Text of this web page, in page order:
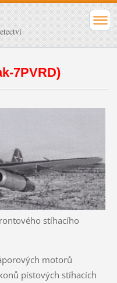
7PVRD)
stíhacího
motorů
pístových stíhacích